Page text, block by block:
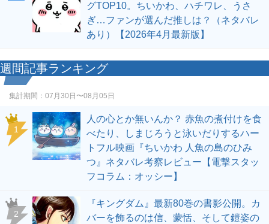
グTOP10。ちいかわ、ハチワレ、うさ
ぎ…ファンが選んだ推しは？（ネタバレ
あり）【2026年4月最新版】
週間記事ランキング
集計期間： 07月30日〜08月05日
1
人の心とか無いんか？ 赤魚の煮付けを食
べたり、しまじろうと泳いだりするハー
トフル映画『ちいかわ 人魚の島のひみ
つ』ネタバレ考察レビュー【電撃スタッ
フコラム：オッシー】
2
『キングダム』最新80巻の書影公開。カ
バーを飾るのは信、蒙恬、そして鎧姿の